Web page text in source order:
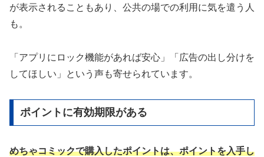
が表示されることもあり、公共の場での利用に気を遣う人
も。
「アプリにロック機能があれば安心」「広告の出し分けを
してほしい」という声も寄せられています。
ポイントに有効期限がある
めちゃコミックで購入したポイントは、ポイントを入手し